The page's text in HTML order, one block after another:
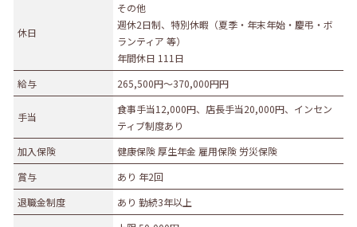
休日
その他
週休2日制、特別休暇（夏季・年末年始・慶弔・ボ
ランティア 等）
年間休日 111日
給与
265,500円〜370,000円円
手当
食事手当12,000円、店長手当20,000円、インセン
ティブ制度あり
加入保険
健康保険 厚生年金 雇用保険 労災保険
賞与
あり 年2回
退職金制度
あり 勤続3年以上